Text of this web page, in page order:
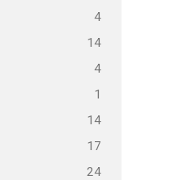
4
14
4
1
14
17
24